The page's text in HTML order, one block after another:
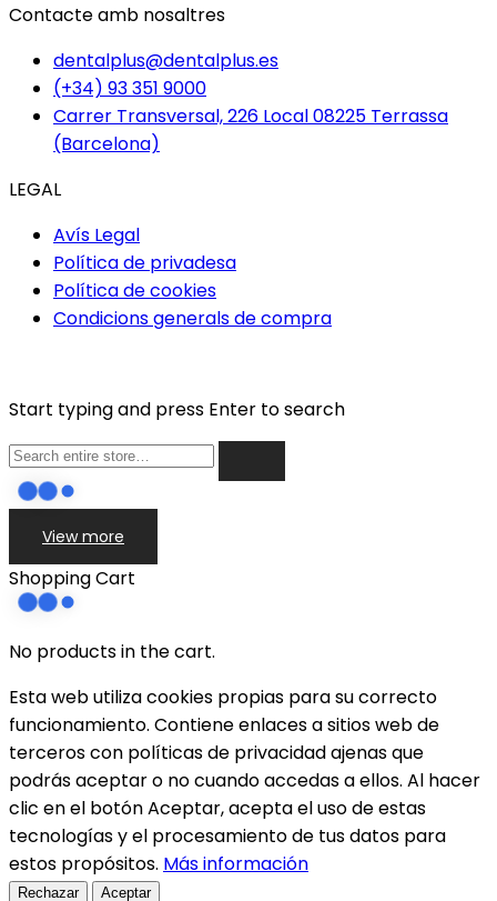
Contacte amb nosaltres
dentalplus@dentalplus.es
(+34) 93 351 9000
Carrer Transversal, 226 Local 08225 Terrassa
(Barcelona)
LEGAL
Avís Legal
Política de privadesa
Política de cookies
Condicions generals de compra
Start typing and press Enter to search
View more
Shopping Cart
No products in the cart.
Esta web utiliza cookies propias para su correcto
funcionamiento. Contiene enlaces a sitios web de
terceros con políticas de privacidad ajenas que
podrás aceptar o no cuando accedas a ellos. Al hacer
clic en el botón Aceptar, acepta el uso de estas
tecnologías y el procesamiento de tus datos para
estos propósitos. Más información
Rechazar Aceptar